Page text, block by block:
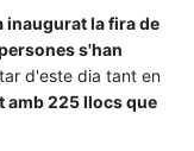
inaugurat la fira de
s'han
d'este dia tant en
amb 225 llocs que